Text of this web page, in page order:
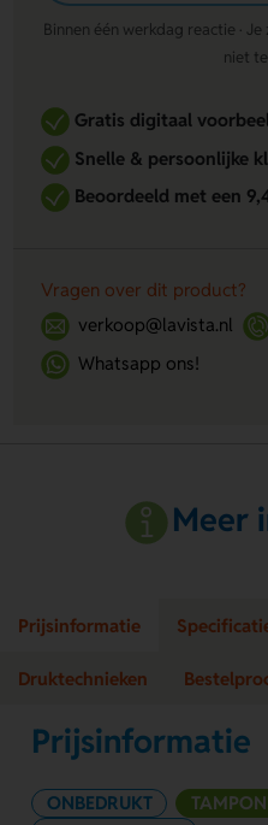
Binnen één werkdag reactie ·
niet
Gratis digitaal
Snelle & persoonlijke
Beoordeeld met een
Vragen over dit product?
verkoop@lavista.nl
Whatsapp ons!
Meer
Prijsinformatie
Druktechnieken
Prijsinformatie
ONBEDRUKT